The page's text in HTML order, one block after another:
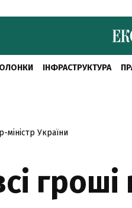
ІНФРАСТРУКТУРА
України